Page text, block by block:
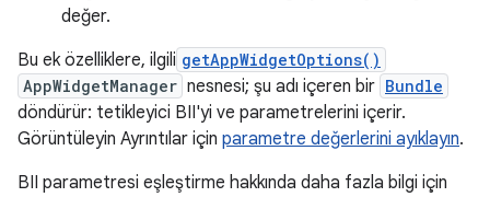
değer.
Bu ek özelliklere, ilgili getAppWidgetOptions()
AppWidgetManager nesnesi; şu adı içeren bir Bundle
döndürür: tetikleyici BII'yi ve parametrelerini içerir.
Görüntüleyin Ayrıntılar için parametre değerlerini ayıklayın.
BII parametresi eşleştirme hakkında daha fazla bilgi için